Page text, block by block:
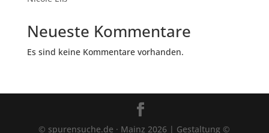
Neueste Kommentare
Es sind keine Kommentare vorhanden.
© spurensuche.de · Mainz 2026 | Gestaltung ©